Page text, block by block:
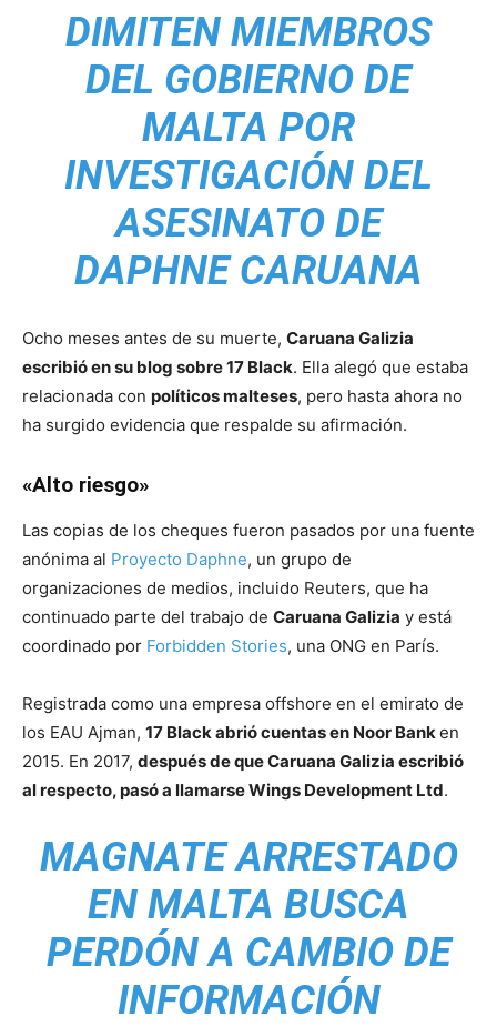
DIMITEN MIEMBROS
DEL GOBIERNO DE
MALTA POR
INVESTIGACIÓN DEL
ASESINATO DE
DAPHNE CARUANA
Ocho meses antes de su muerte, Caruana Galizia
escribió en su blog sobre 17 Black. Ella alegó que estaba
relacionada con políticos malteses, pero hasta ahora no
ha surgido evidencia que respalde su afirmación.
«Alto riesgo»
Las copias de los cheques fueron pasados ​​por una fuente
anónima al Proyecto Daphne, un grupo de
organizaciones de medios, incluido Reuters, que ha
continuado parte del trabajo de Caruana Galizia y está
coordinado por Forbidden Stories, una ONG en París.
Registrada como una empresa offshore en el emirato de
los EAU Ajman, 17 Black abrió cuentas en Noor Banken
2015. En 2017, después de que Caruana Galizia escribió
al respecto, pasó a llamarse Wings Development Ltd.
MAGNATE ARRESTADO
EN MALTA BUSCA
PERDÓN A CAMBIO DE
INFORMACIÓN